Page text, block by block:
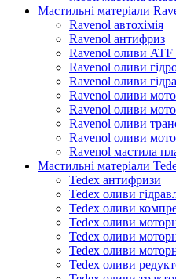
Мастильні матеріали
Ravenol автохімія
Ravenol антифриз
Ravenol оливи ATF
Ravenol оливи
Ravenol оливи
Ravenol оливи
Ravenol оливи
Ravenol оливи
Ravenol оливи
Ravenol мастила
Мастильні матеріали
Tedex антифризи
Tedex оливи
Tedex оливи
Tedex оливи
Tedex оливи
Tedex оливи
Tedex оливи